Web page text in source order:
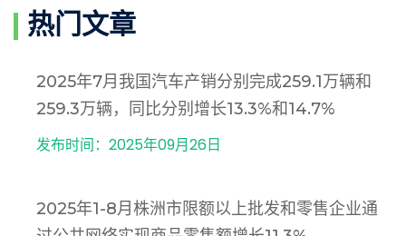
热门文章
2025年7月我国汽车产销分别完成259.1万辆和
259.3万辆，同比分别增长13.3%和14.7%
发布时间：2025年09月26日
2025年1-8月株洲市限额以上批发和零售企业通